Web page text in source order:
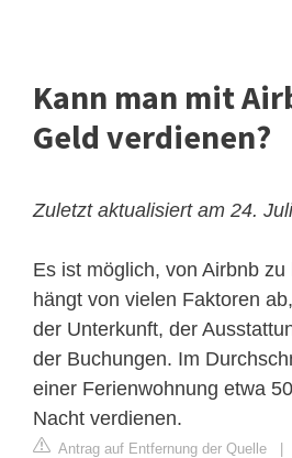
Kann man mit
Geld verdienen?
Zuletzt aktualisiert am 24.
Es ist möglich, von Airbnb
hängt von vielen Faktoren
der Unterkunft, der
der Buchungen. Im
einer Ferienwohnung etwa
Nacht verdienen.
Antrag auf Entfernung der Quelle